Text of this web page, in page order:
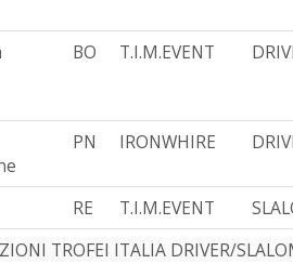
BO T.I.M.EVENT
PN IRONWHIRE
RE T.I.M.EVENT
TROFEI ITALIA DRIVER/